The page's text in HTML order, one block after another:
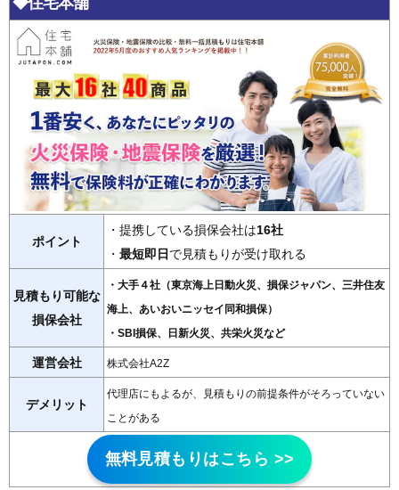
ポイント
・提携している損保会社は16社
・ 最短即日 で見積もりが受け取れる
見積もり可能な
損保会社
・大手４社（東京海上日動火災、損保ジャパン、三井住友
海上、あいおいニッセイ同和損保）
・SBI損保、日新火災、共栄火災など
運営会社 株式会社A2Z
デメリット
代理店にもよるが、見積もりの前提条件がそろっていない
ことがある
無料見積もりはこちら >>